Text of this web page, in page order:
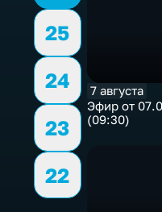
25
24
23
22
7 августа
Эфир от
(09:30)